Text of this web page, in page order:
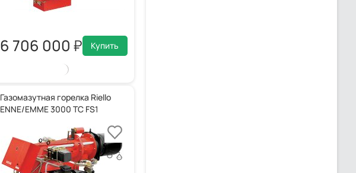
6 706 000 Купить
Газомазутная горелка Riello
ENNE/EMME 3000 TC FS1